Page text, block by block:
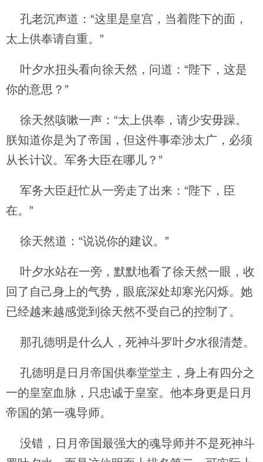
孔老沉声道：“这里是皇宫，当着陛下的面，
太上供奉请自重。”
叶夕水扭头看向徐天然，问道：“陛下，这是
你的意思？”
徐天然咳嗽一声：“太上供奉，请少安毋躁。
朕知道你是为了帝国，但这件事牵涉太广，必须
从长计议。军务大臣在哪儿？”
军务大臣赶忙从一旁走了出来：“陛下，臣
在。”
徐天然道：“说说你的建议。”
叶夕水站在一旁，默默地看了徐天然一眼，收
回了自己身上的气势，眼底深处却寒光闪烁。她
已经越来越感觉到徐天然不受自己的控制了。
那孔德明是什么人，死神斗罗叶夕水很清楚。
孔德明是日月帝国供奉堂堂主，身上有四分之
一的皇室血脉，只忠诚于皇室。他本身更是日月
帝国的第一魂导师。
没错，日月帝国最强大的魂导师并不是死神斗